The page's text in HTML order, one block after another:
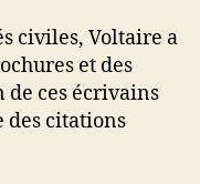
civiles, Voltaire a
et des
ces écrivains
des citations